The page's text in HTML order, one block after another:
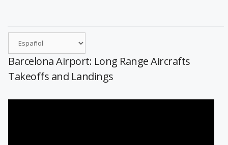
Barcelona Airport: Long Range Aircrafts
Takeoffs and Landings